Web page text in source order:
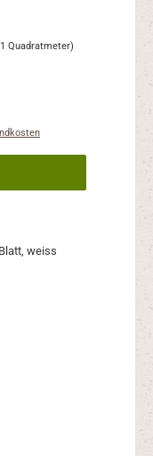
Quadratmeter)